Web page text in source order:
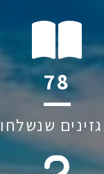
115
שנשלחו